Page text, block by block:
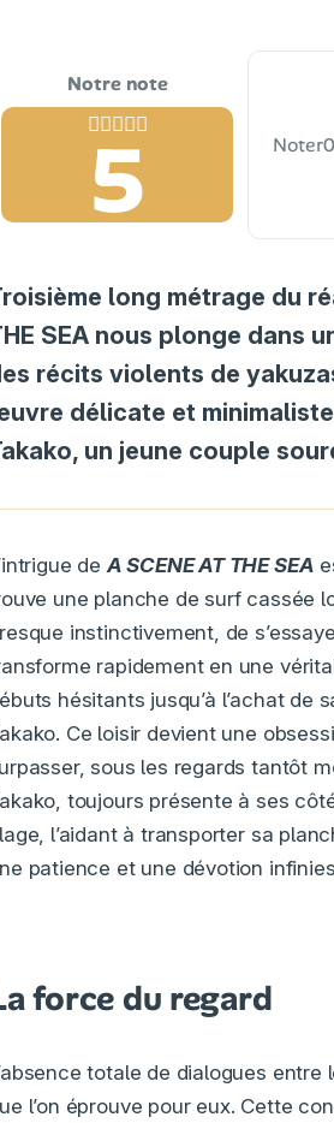
Noter
5
long métrage du
SEA nous plonge dans
récits violents de
délicate et
un jeune couple
de A SCENE AT THE SEA
une planche de surf cassée
instinctivement, de
rapidement en une
hésitants jusqu’à l’achat
Ce loisir devient une
sous les regards tantôt
toujours présente à ses
l’aidant à transporter sa
patience et une dévotion
force du regard
totale de dialogues
l’on éprouve pour eux. Cette